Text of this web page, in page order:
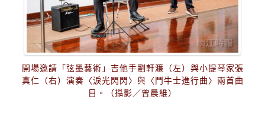
開場邀請「弦墨藝術」吉他手劉軒濂（左）與小提琴家張
真仁（右）演奏〈淚光閃閃〉與〈鬥牛士進行曲〉兩首曲
目。（攝影／曾晨維）